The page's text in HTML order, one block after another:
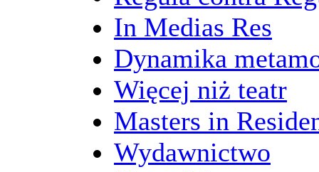
In Medias Res
Dynamika
Więcej niż teatr
Masters in
Wydawnictwo